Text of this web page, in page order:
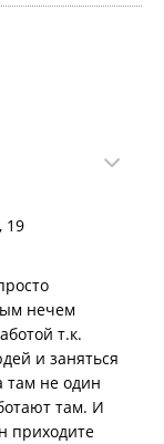
мне ее
имею
на
мне
, что я имею
будут ,
цены
я потеряла
19
19
нечем
т.к.
и заняться
не один
там. И
приходите